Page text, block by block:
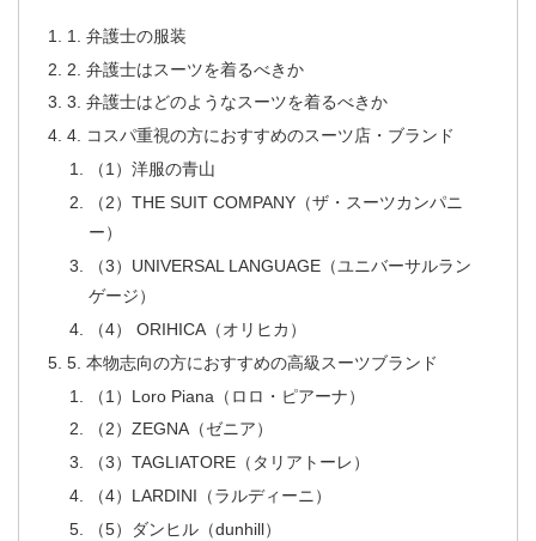
1. 弁護士の服装
2. 弁護士はスーツを着るべきか
3. 弁護士はどのようなスーツを着るべきか
4. コスパ重視の方におすすめのスーツ店・ブランド
（1）洋服の青山
（2）THE SUIT COMPANY（ザ・スーツカンパニ
ー）
（3）UNIVERSAL LANGUAGE（ユニバーサルラン
ゲージ）
（4） ORIHICA（オリヒカ）
5. 本物志向の方におすすめの高級スーツブランド
（1）Loro Piana（ロロ・ピアーナ）
（2）ZEGNA（ゼニア）
（3）TAGLIATORE（タリアトーレ）
（4）LARDINI（ラルディーニ）
（5）ダンヒル（dunhill）